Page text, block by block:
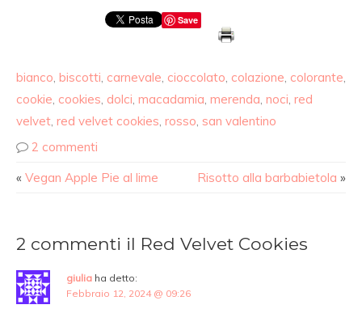
Save
bianco, biscotti, carnevale, cioccolato, colazione, colorante,
cookie, cookies, dolci, macadamia, merenda, noci, red
velvet, red velvet cookies, rosso, san valentino
2 commenti
« Vegan Apple Pie al lime Risotto alla barbabietola »
2 commenti il Red Velvet Cookies
giulia ha detto:
Febbraio 12, 2024 @ 09:26